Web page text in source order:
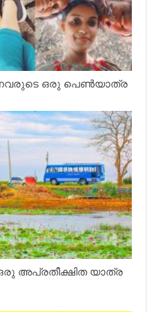
ഒരു പെൺയാത്ര
ഒരു അപ്രതീക്ഷിത യാത്ര